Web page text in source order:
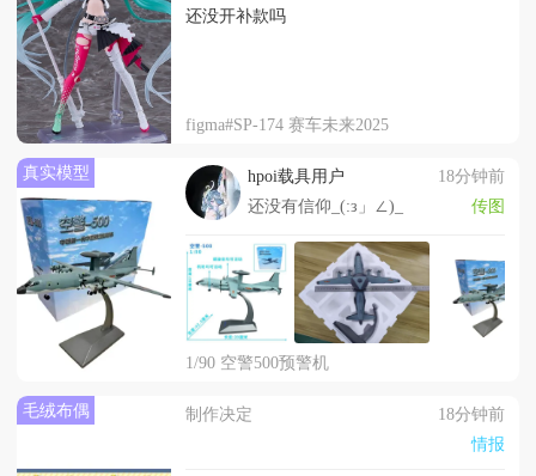
还没开补款吗
figma#SP-174 赛车未来2025
真实模型 hpoi载具用户
18分钟前
还没有信仰_(:з」∠)_
传图
1/90 空警500预警机
毛绒布偶 制作决定
18分钟前
情报